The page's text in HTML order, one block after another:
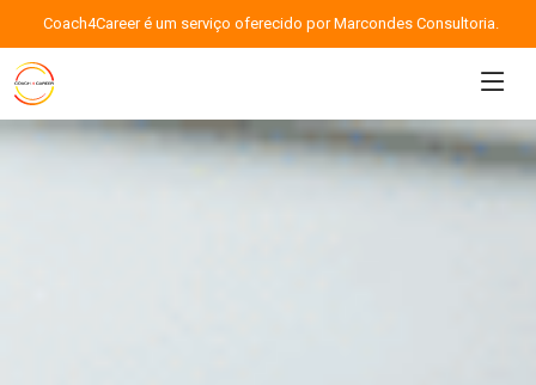
Coach4Career é um serviço oferecido por Marcondes Consultoria.